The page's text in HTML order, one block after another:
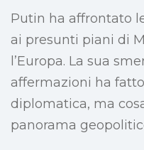
Putin ha affrontato
ai presunti piani di
l’Europa. La sua
affermazioni ha
diplomatica, ma
panorama